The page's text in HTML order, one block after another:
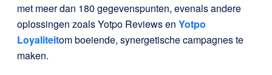
met meer dan 180 gegevenspunten, evenals andere
oplossingen zoals Yotpo Reviews en Yotpo
Loyaliteitom boeiende, synergetische campagnes te
maken.